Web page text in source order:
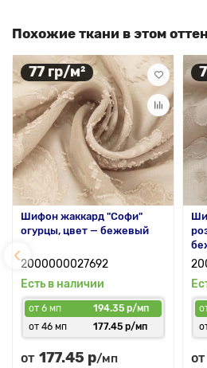
Похожие ткани в этом
77 гр/м²
Шифон жаккард "Софи"
огурцы, цвет — бежевый
2000000027692
Есть в наличии
от 6 мп
194.35 р/мп
от 46 мп
177.45 р/мп
от 177.45 р/мп от